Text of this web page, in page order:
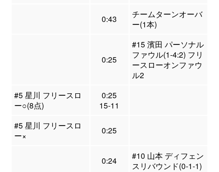
0:43
チームターンオーバ
ー(1本)
0:25
#15 濱田 パーソナル
ファウル(1-4:2) フリ
ースローオンファウ
ル2
#5 星川 フリースロ
ー○(8点)
0:25
15-11
#5 星川 フリースロ
ー×
0:25
0:24
#10 山本 ディフェン
スリバウンド(0-1-1)